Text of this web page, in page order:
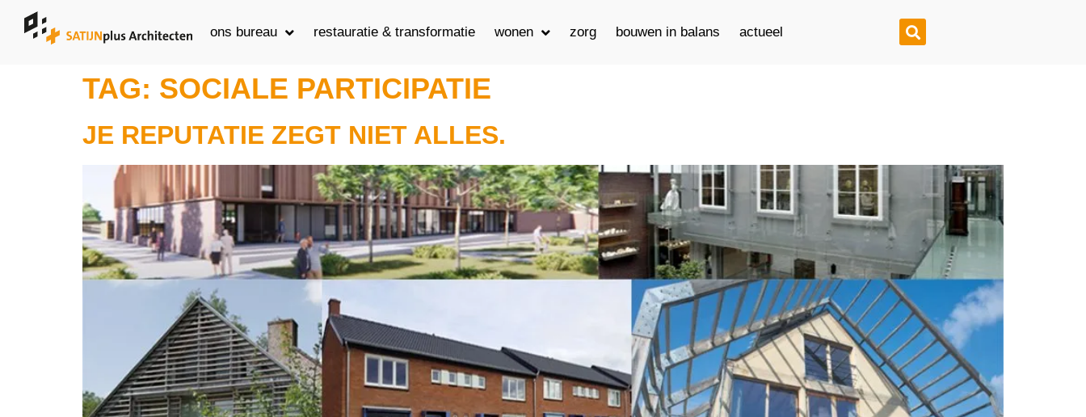
ons bureau restauratie & transformatie wonen zorg bouwen in balans actueel
TAG: SOCIALE PARTICIPATIE
JE REPUTATIE ZEGT NIET ALLES.